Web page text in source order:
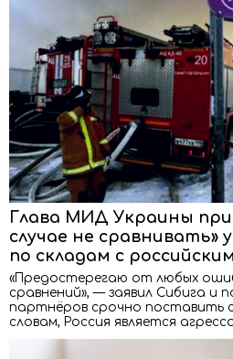
Глава МИД Украины
случае не сравнивать»
по складам с
«Предостерегаю от любых
сравнений», — заявил Сибига и
партнёров срочно поставить
словам, Россия является